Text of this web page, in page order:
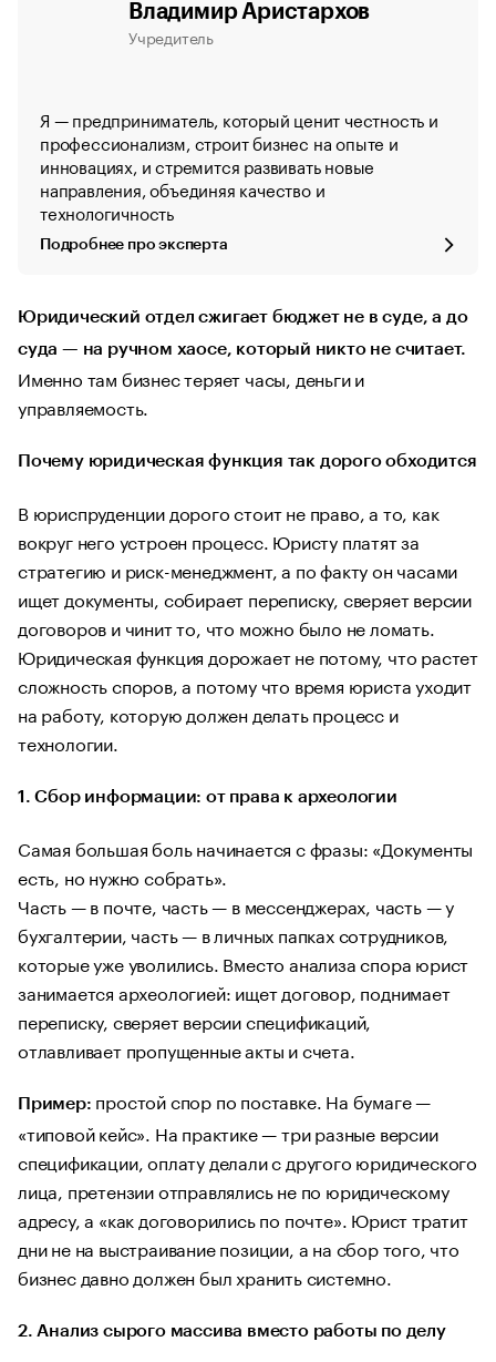
Владимир Аристархов
Учредитель
Я — предприниматель, который ценит честность и
профессионализм, строит бизнес на опыте и
инновациях, и стремится развивать новые
направления, объединяя качество и
технологичность
Подробнее про эксперта
Юридический отдел сжигает бюджет не в суде, а до
суда — на ручном хаосе, который никто не считает.
Именно там бизнес теряет часы, деньги и
управляемость.
Почему юридическая функция так дорого обходится
В юриспруденции дорого стоит не право, а то, как
вокруг него устроен процесс. Юристу платят за
стратегию и риск-менеджмент, а по факту он часами
ищет документы, собирает переписку, сверяет версии
договоров и чинит то, что можно было не ломать.
Юридическая функция дорожает не потому, что растет
сложность споров, а потому что время юриста уходит
на работу, которую должен делать процесс и
технологии.
1. Сбор информации: от права к археологии
Самая большая боль начинается с фразы: «Документы
есть, но нужно собрать».
Часть — в почте, часть — в мессенджерах, часть — у
бухгалтерии, часть — в личных папках сотрудников,
которые уже уволились. Вместо анализа спора юрист
занимается археологией: ищет договор, поднимает
переписку, сверяет версии спецификаций,
отлавливает пропущенные акты и счета.
Пример: простой спор по поставке. На бумаге —
«типовой кейс». На практике — три разные версии
спецификации, оплату делали с другого юридического
лица, претензии отправлялись не по юридическому
адресу, а «как договорились по почте». Юрист тратит
дни не на выстраивание позиции, а на сбор того, что
бизнес давно должен был хранить системно.
2. Анализ сырого массива вместо работы по делу